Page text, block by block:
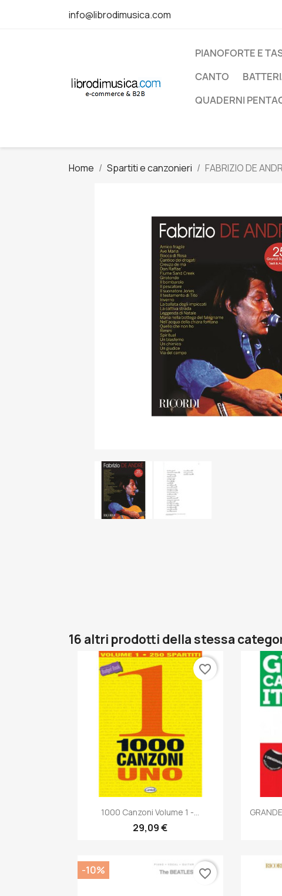
info@librodimusica.com
PIANOFORTE E
CANTO
QUADERNI
Home Spartiti e canzonieri FABRIZIO DE
16 altri prodotti della stessa
Anteprima
1000 Canzoni Volume 1 -...
29,09 €
favorite_border
-10% favorite_border